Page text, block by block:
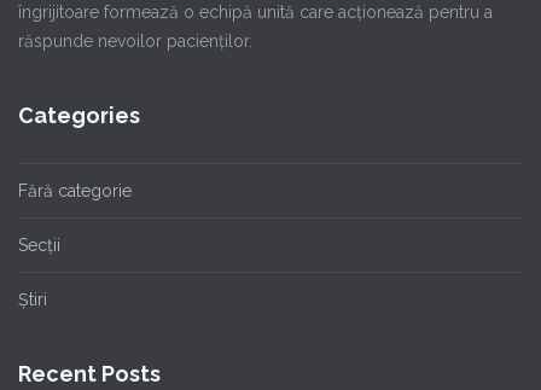
îngrijitoare formează o echipă unită care acţionează pentru a
răspunde nevoilor pacienţilor.
Categories
Fără categorie
Secții
Știri
Recent Posts